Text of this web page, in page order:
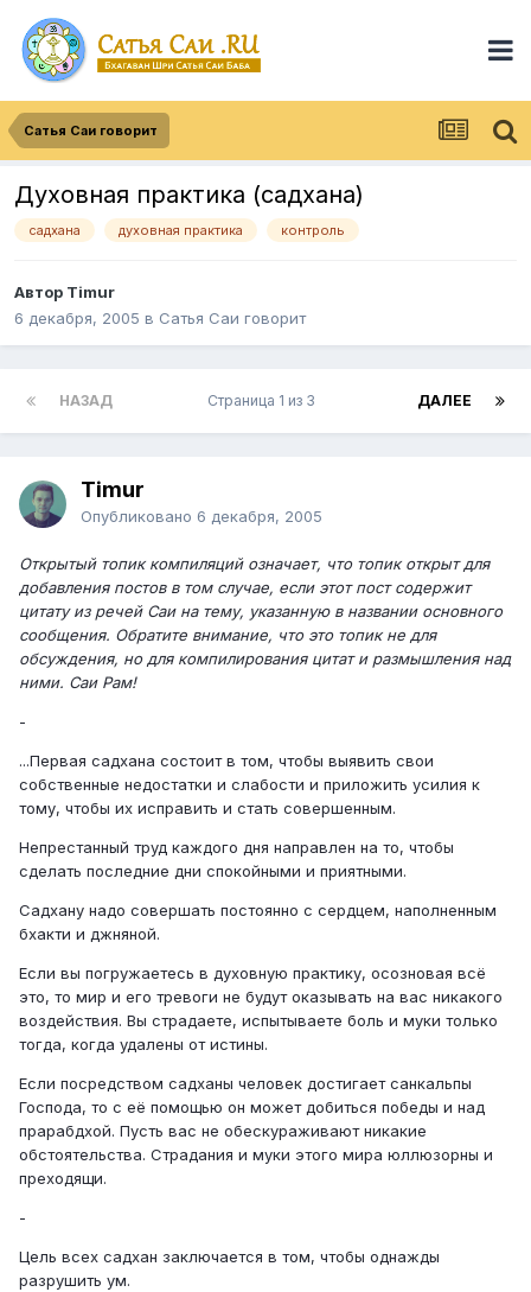
Сатья Саи говорит
Духовная практика (садхана)
садхана духовная практика контроль
Автор Timur
6 декабря, 2005 в Сатья Саи говорит
НАЗАД ДАЛЕЕ
Страница 1 из 3
Timur
Опубликовано 6 декабря, 2005
Открытый топик компиляций означает, что топик открыт для
добавления постов в том случае, если этот пост содержит
цитату из речей Саи на тему, указанную в названии основного
сообщения. Обратите внимание, что это топик не для
обсуждения, но для компилирования цитат и размышления над
ними. Саи Рам!
-
...Первая садхана состоит в том, чтобы выявить свои
собственные недостатки и слабости и приложить усилия к
тому, чтобы их исправить и стать совершенным.
Непрестанный труд каждого дня направлен на то, чтобы
сделать последние дни спокойными и приятными.
Садхану надо совершать постоянно с сердцем, наполненным
бхакти и джняной.
Если вы погружаетесь в духовную практику, осозновая всё
это, то мир и его тревоги не будут оказывать на вас никакого
воздействия. Вы страдаете, испытываете боль и муки только
тогда, когда удалены от истины.
Если посредством садханы человек достигает санкальпы
Господа, то с её помощью он может добиться победы и над
прарабдхой. Пусть вас не обескураживают никакие
обстоятельства. Страдания и муки этого мира юллюзорны и
преходящи.
-
Цель всех садхан заключается в том, чтобы однажды
разрушить ум.